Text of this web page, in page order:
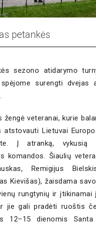
petankės
sezono atidarymo
surengti dvejas
žengė veteranai, kurie
atstovauti Lietuvai
Į atranką, vykusią
komandos. Šiaulių
Remigijus
Kievišas), žaisdama
rungtynių ir įtikinamai
jie gali pradėti ruoštis
12–15 dienomis Santa